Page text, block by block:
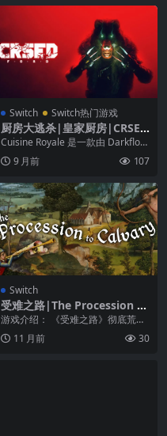
Switch Switch热门游戏
厨房大逃杀|皇家厨房|CRSE
D: F.O.A.D.
Cuisine Royale 是一款由 Darkflow
Software 制作...
9 月前 107
Switch
受难之路|The Procession to
Calvary
游戏介绍： 《受难之路》彻底荒谬
的出轨 哈扎！圣战结束！你的压迫
者已被消灭，上古...
11 月前 30